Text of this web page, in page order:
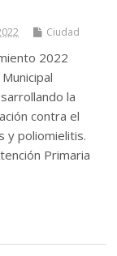
Ciudad
2022
la
contra el
y poliomielitis.
Primaria